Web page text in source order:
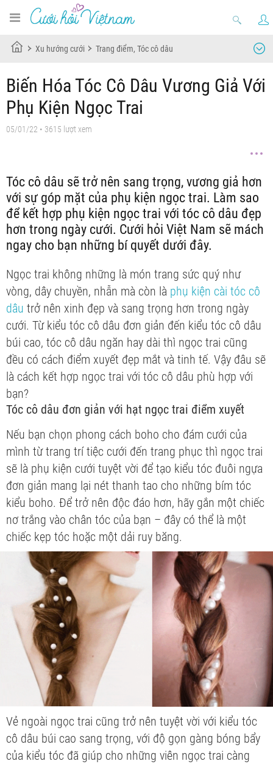
Xu hướng cưới Trang điểm, Tóc cô dâu
Biến Hóa Tóc Cô Dâu Vương Giả Với
Phụ Kiện Ngọc Trai
05/01/22 • 3615 lượt xem
Tóc cô dâu sẽ trở nên sang trọng, vương giả hơn
với sự góp mặt của phụ kiện ngọc trai. Làm sao
để kết hợp phụ kiện ngọc trai với tóc cô dâu đẹp
hơn trong ngày cưới. Cưới hỏi Việt Nam sẽ mách
ngay cho bạn những bí quyết dưới đây.
Ngọc trai không những là món trang sức quý như
vòng, dây chuyền, nhẫn mà còn là phụ kiện cài tóc cô
dâu trở nên xinh đẹp và sang trọng hơn trong ngày
cưới. Từ kiểu tóc cô dâu đơn giản đến kiểu tóc cô dâu
búi cao, tóc cô dâu ngăn hay dài thì ngọc trai cũng
đều có cách điểm xuyết đẹp mắt và tinh tế. Vậy đâu sẽ
là cách kết hợp ngọc trai với tóc cô dâu phù hợp với
bạn?
Tóc cô dâu đơn giản với hạt ngọc trai điểm xuyết
Nếu bạn chọn phong cách boho cho đám cưới của
mình từ trang trí tiệc cưới đến trang phục thì ngọc trai
sẽ là phụ kiện cưới tuyệt vời để tạo kiểu tóc đuôi ngựa
đơn giản mang lại nét thanh tao cho những bím tóc
kiểu boho. Để trở nên độc đáo hơn, hãy gắn một chiếc
nơ trắng vào chân tóc của bạn – đây có thể là một
chiếc kẹp tóc hoặc một dải ruy băng.
Vẻ ngoài ngọc trai cũng trở nên tuyệt vời với kiểu tóc
cô dâu búi cao sang trọng, với độ gọn gàng bóng bẩy
của kiểu tóc đã giúp cho những viên ngọc trai càng